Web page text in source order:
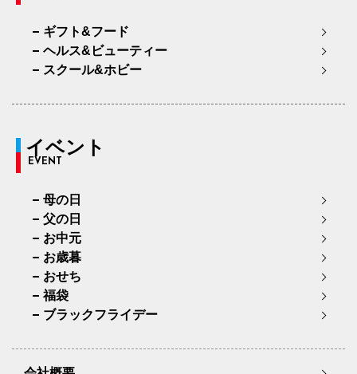
ギフト&フード
ヘルス&ビューティー
スクール&ホビー
イベント
EVENT
母の日
父の日
お中元
お歳暮
おせち
福袋
ブラックフライデー